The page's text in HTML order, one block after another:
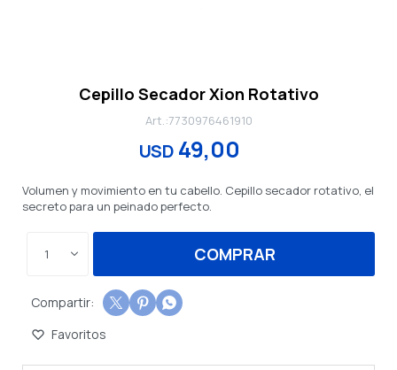
Cepillo Secador Xion Rotativo
7730976461910
USD 49,00
Volumen y movimiento en tu cabello. Cepillo secador rotativo, el
secreto para un peinado perfecto.
1 COMPRAR
  